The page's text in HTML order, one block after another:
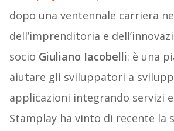
dopo una ventennale carriera
dell’imprenditoria e
socio Giuliano Iacobelli: è una
aiutare gli sviluppatori a
applicazioni integrando servizi
Stamplay ha vinto di recente la